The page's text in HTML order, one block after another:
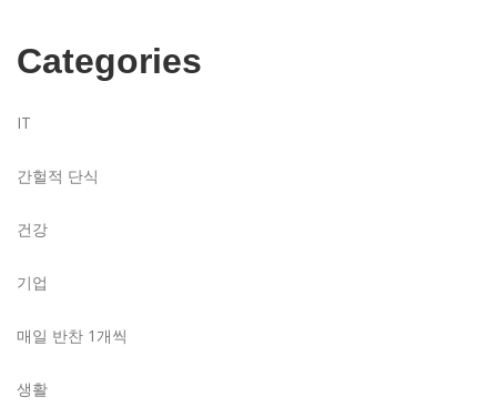
Categories
IT
간헐적 단식
건강
기업
매일 반찬 1개씩
생활